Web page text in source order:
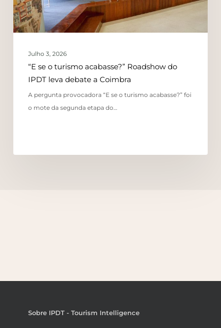
Julho 3, 2026
“E se o turismo acabasse?” Roadshow do
IPDT leva debate a Coimbra
A pergunta provocadora “E se o turismo acabasse?” foi
o mote da segunda etapa do…
Sobre IPDT - Tourism Intelligence